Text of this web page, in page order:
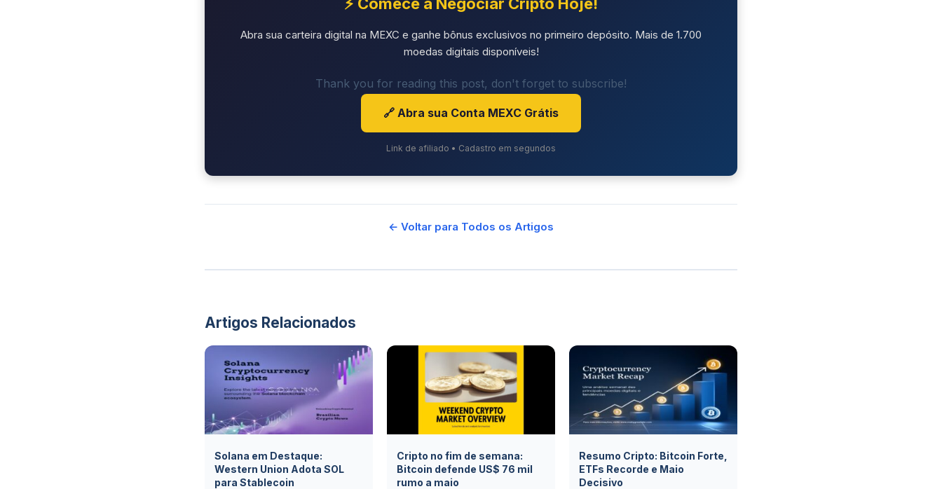
⚡ Comece a Negociar Cripto Hoje!
Abra sua carteira digital na MEXC e ganhe bônus exclusivos no primeiro depósito. Mais de 1.700
moedas digitais disponíveis!
Thank you for reading this post, don't forget to subscribe!
🔗 Abra sua Conta MEXC Grátis
Link de afiliado • Cadastro em segundos
← Voltar para Todos os Artigos
Artigos Relacionados
Solana em Destaque:
Western Union Adota SOL
para Stablecoin
Cripto no fim de semana:
Bitcoin defende US$ 76 mil
rumo a maio
Resumo Cripto: Bitcoin Forte,
ETFs Recorde e Maio
Decisivo